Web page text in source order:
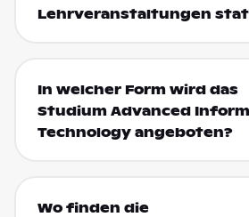
Lehrveranstaltungen
In welcher Form wird das
Studium Advanced
Technology angeboten?
Wo finden die